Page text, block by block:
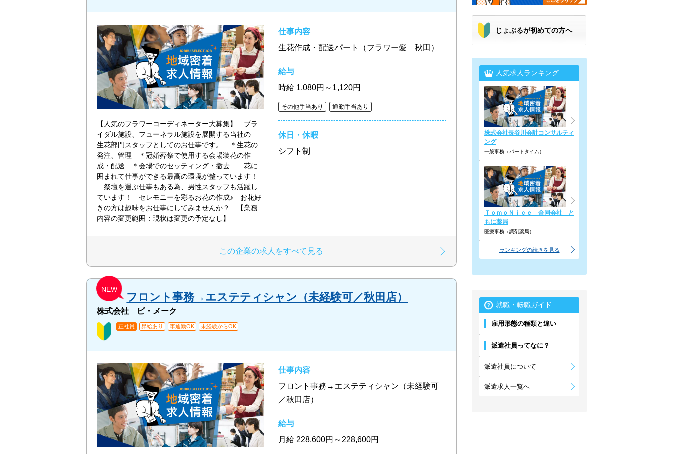
【人気のフラワーコーディネーター大募集】 ブラ
イダル施設、フューネラル施設を展開する当社の
生花部門スタッフとしてのお仕事です。 ＊生花の
発注、管理 ＊冠婚葬祭で使用する会場装花の作
成・配送 ＊会場でのセッティング・撤去 花に
囲まれて仕事ができる最高の環境が整っています！
祭壇を運ぶ仕事もある為、男性スタッフも活躍し
ています！ セレモニーを彩るお花の作成♪ お花好
きの方は趣味をお仕事にしてみませんか？ 【業務
内容の変更範囲：現状は変更の予定なし】
仕事内容
生花作成・配送パート（フラワー愛 秋田）
給与
時給 1,080円～1,120円
その他手当あり 通勤手当あり
休日・休暇
シフト制
この企業の求人をすべて見る
NEW
フロント事務→エステティシャン（未経験可／秋田店）
株式会社 ビ・メーク
正社員 昇給あり 車通勤OK 未経験からOK
仕事内容
フロント事務→エステティシャン（未経験可
／秋田店）
給与
月給 228,600円～228,600円
じょぶるが初めての方へ
人気求人ランキング
株式会社長谷川会計コンサルティ
ング
一般事務（パートタイム）
ＴｏｍｏＮｉｃｅ 合同会社 と
もに薬局
医療事務（調剤薬局）
ランキングの続きを見る
就職・転職ガイド
雇用形態の種類と違い
派遣社員ってなに？
派遣社員について
派遣求人一覧へ